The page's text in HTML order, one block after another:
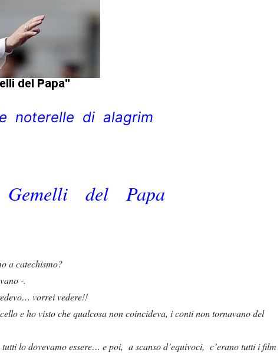
noterelle di alagrim
del Papa
a catechismo?
-.
vorrei vedere!!
e ho visto che qualcosa non coincideva, i conti non tornavano del
tutti lo dovevamo essere… e poi, a scanso d’equivoci, c’erano tutti i film